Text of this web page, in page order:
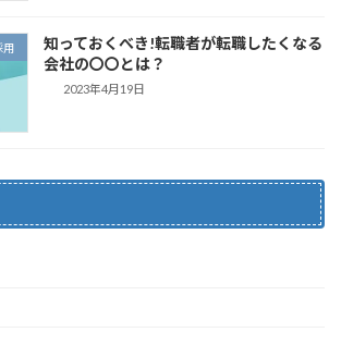
用
知っておくべき!転職者が転職したくなる
会社の〇〇とは？
2023年4月19日